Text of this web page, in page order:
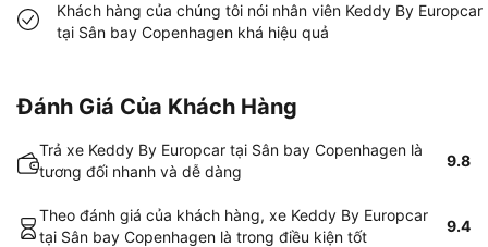
Khách hàng của chúng tôi nói nhân viên Keddy By Europcar
tại Sân bay Copenhagen khá hiệu quả
Đánh Giá Của Khách Hàng
Trả xe Keddy By Europcar tại Sân bay Copenhagen là
tương đối nhanh và dễ dàng
9.8
Theo đánh giá của khách hàng, xe Keddy By Europcar
tại Sân bay Copenhagen là trong điều kiện tốt
9.4